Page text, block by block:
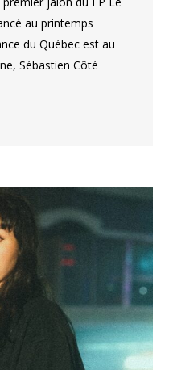
au printemps
du Québec est au
Sébastien Côté